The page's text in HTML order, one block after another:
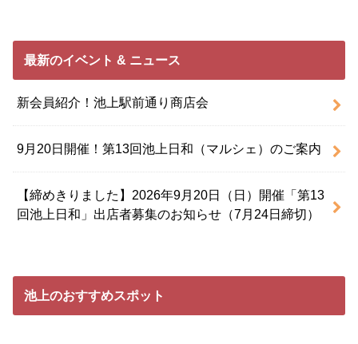
最新のイベント & ニュース
新会員紹介！池上駅前通り商店会
9月20日開催！第13回池上日和（マルシェ）のご案内
【締めきりました】2026年9月20日（日）開催「第13
回池上日和」出店者募集のお知らせ（7月24日締切）
池上のおすすめスポット